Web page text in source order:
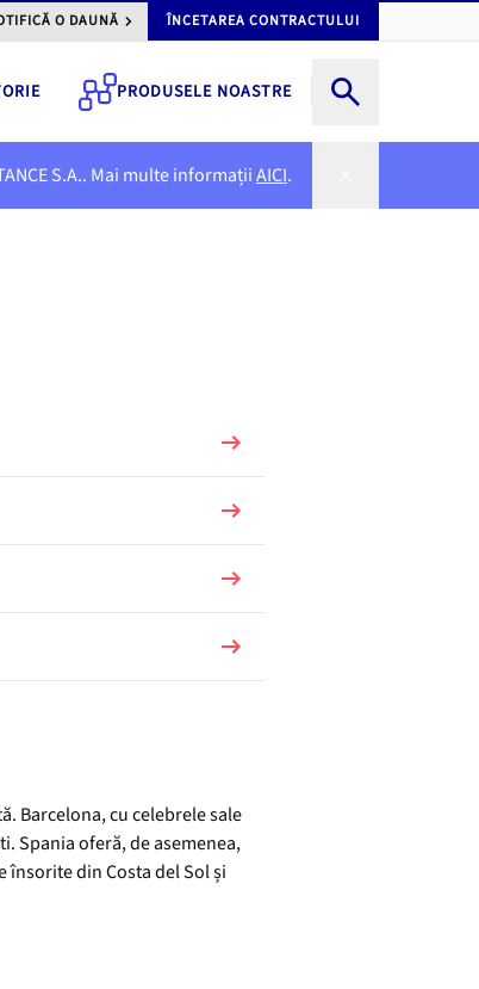
O DAUNĂ ÎNCETAREA CONTRACTULUI
PRODUSELE NOASTRE
S.A.. Mai multe informațiiAICI.
Barcelona, cu celebrele sale
Spania oferă, de asemenea,
însorite din Costa del Sol și